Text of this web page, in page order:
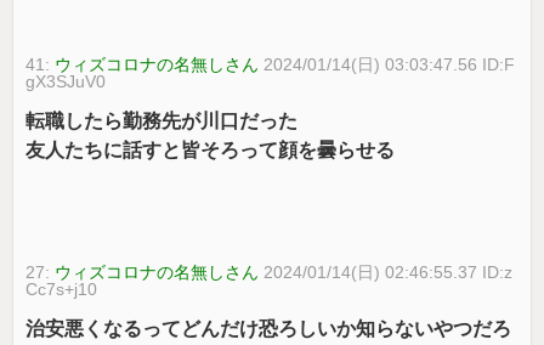
41: ウィズコロナの名無しさん 2024/01/14(日) 03:03:47.56 ID:F
gX3SJuV0
転職したら勤務先が川口だった
友人たちに話すと皆そろって顔を曇らせる
27: ウィズコロナの名無しさん 2024/01/14(日) 02:46:55.37 ID:z
Cc7s+j10
治安悪くなるってどんだけ恐ろしいか知らないやつだろ